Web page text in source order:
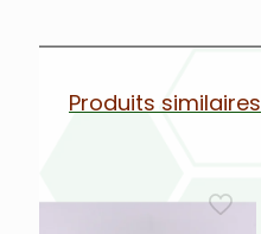
Produits similaires